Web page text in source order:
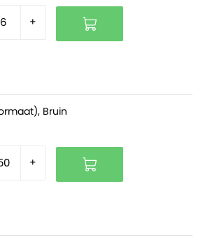
+
Bruin
+